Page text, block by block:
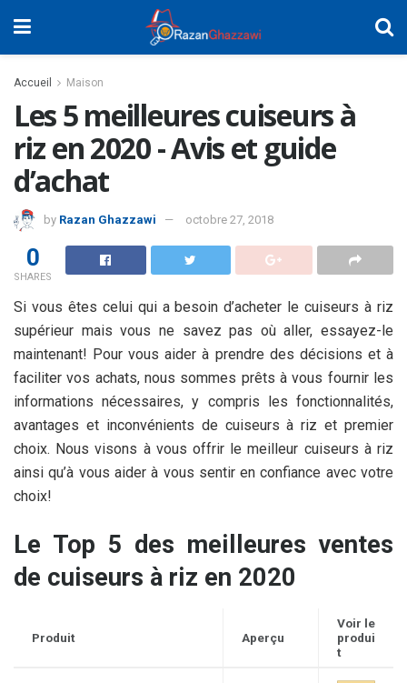
Accueil Maison
Les 5 meilleures cuiseurs à
riz en 2020 - Avis et guide
d’achat
by Razan Ghazzawi octobre 27, 2018
0
SHARES
Si vous êtes celui qui a besoin d’acheter le cuiseurs à riz
supérieur mais vous ne savez pas où aller, essayez-le
maintenant! Pour vous aider à prendre des décisions et à
faciliter vos achats, nous sommes prêts à vous fournir les
informations nécessaires, y compris les fonctionnalités,
avantages et inconvénients de cuiseurs à riz et premier
choix. Nous visons à vous offrir le meilleur cuiseurs à riz
ainsi qu’à vous aider à vous sentir en confiance avec votre
choix!
Le Top 5 des meilleures ventes
de cuiseurs à riz en 2020
Produit Aperçu
Voir le
produi
t